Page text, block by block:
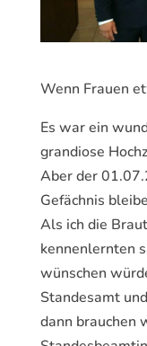
Wenn Frauen
Es war ein
grandiose
Aber der
Gefächnis
Als ich die
kennenlernten
wünschen
Standesamt
dann brauchen